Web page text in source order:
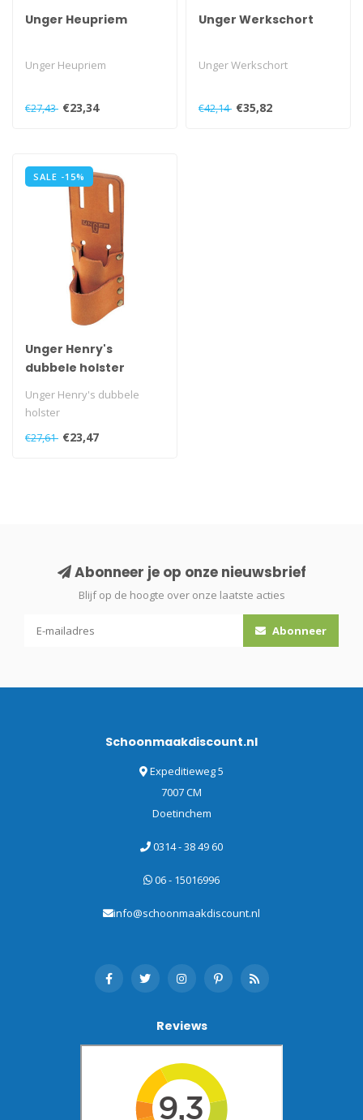
Unger Heupriem
Unger Heupriem
€27,43 €23,34
Unger Werkschort
Unger Werkschort
€42,14 €35,82
SALE -15%
Unger Henry's
dubbele holster
Unger Henry's dubbele
holster
€27,61 €23,47
Abonneer je op onze nieuwsbrief
Blijf op de hoogte over onze laatste acties
Abonneer
Schoonmaakdiscount.nl
Expeditieweg 5
7007 CM
Doetinchem
0314 - 38 49 60
06 - 15016996
info@schoonmaakdiscount.nl
Reviews